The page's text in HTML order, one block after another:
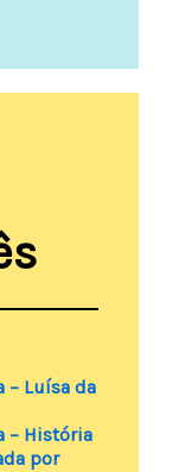
– Luísa da
– História
por